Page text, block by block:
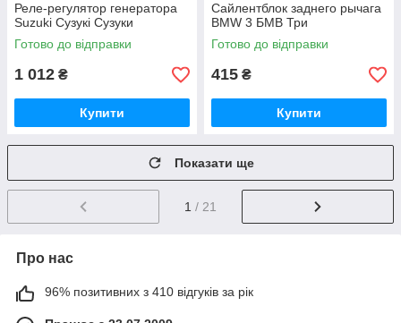
Реле-регулятор генератора
Suzuki Сузукі Сузуки
Готово до відправки
1 012 ₴
Купити
Сайлентблок заднего рычага
BMW 3 БМВ Три
Готово до відправки
415 ₴
Купити
Показати ще
1 / 21
Про нас
96% позитивних з 410 відгуків за рік